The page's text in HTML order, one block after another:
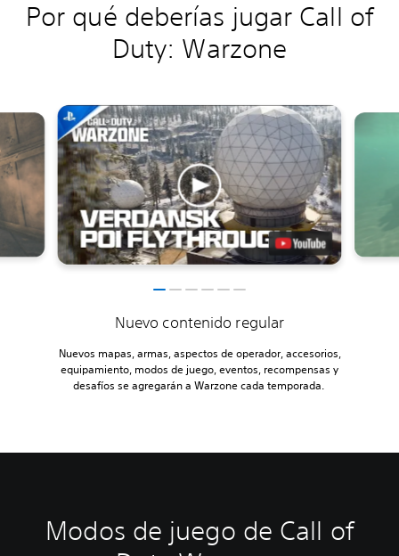
Por qué deberías jugar Call of
Duty: Warzone
Nuevo contenido regular
Nuevos mapas, armas, aspectos de operador, accesorios,
equipamiento, modos de juego, eventos, recompensas y
desafíos se agregarán a Warzone cada temporada.
Modos de juego de Call of